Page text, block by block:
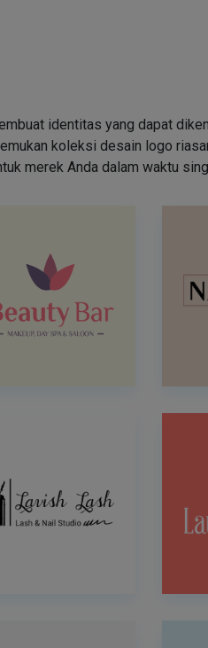
identitas yang dapat
koleksi desain logo
merek Anda dalam waktu